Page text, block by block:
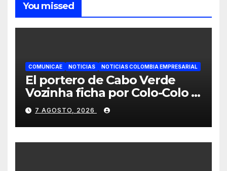
You missed
COMUNICAE NOTICIAS NOTICIAS COLOMBIA EMPRESARIAL
El portero de Cabo Verde
Vozinha ficha por Colo-Colo y
JETOUR respalda su nueva
etapa
7 AGOSTO, 2026